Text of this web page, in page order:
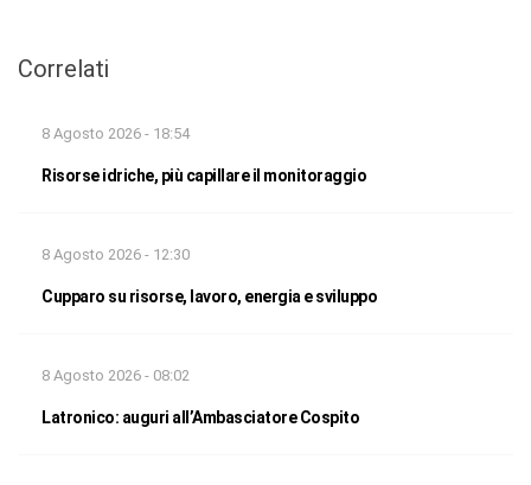
Correlati
8 Agosto 2026 - 18:54
Risorse idriche, più capillare il monitoraggio
8 Agosto 2026 - 12:30
Cupparo su risorse, lavoro, energia e sviluppo
8 Agosto 2026 - 08:02
Latronico: auguri all’Ambasciatore Cospito